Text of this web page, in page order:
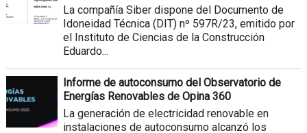
La compañía Siber dispone del Documento de
Idoneidad Técnica (DIT) nº 597R/23, emitido por
el Instituto de Ciencias de la Construcción
Eduardo...
Informe de autoconsumo del Observatorio de
Energías Renovables de Opina 360
La generación de electricidad renovable en
instalaciones de autoconsumo alcanzó los